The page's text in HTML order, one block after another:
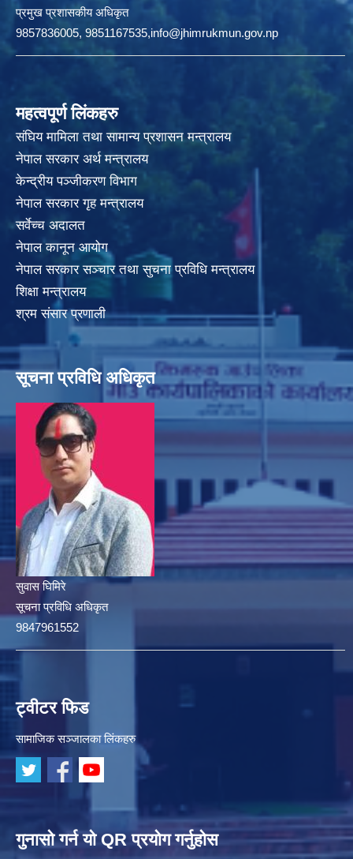
प्रमुख प्रशासकीय अधिकृत
9857836005, 9851167535,info@jhimrukmun.gov.np
महत्वपूर्ण लिंकहरु
संघिय मामिला तथा सामान्य प्रशासन मन्त्रालय
नेपाल सरकार अर्थ मन्त्रालय
केन्द्रीय पञ्जीकरण विभाग
नेपाल सरकार गृह मन्त्रालय
सर्वेच्च अदालत
नेपाल कानून आयोग
नेपाल सरकार सञ्चार तथा सुचना प्रविधि मन्त्रालय
शिक्षा मन्त्रालय
श्रम संसार प्रणाली
सूचना प्रविधि अधिकृत
सुवास घिमिरे
सूचना प्रविधि अधिकृत
9847961552
ट्वीटर फिड
सामाजिक सञ्जालका लिंकहरु
गुनासो गर्न यो QR प्रयोग गर्नुहोस